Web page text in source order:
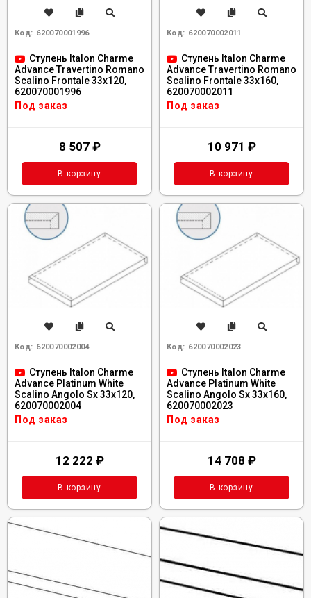
Код: 620070001996
Ступень Italon Charme
Advance Travertino Romano
Scalino Frontale 33x120,
620070001996
Под заказ
8 507 ₽
В корзину
Код: 620070002011
Ступень Italon Charme
Advance Travertino Romano
Scalino Frontale 33x160,
620070002011
Под заказ
10 971 ₽
В корзину
Код: 620070002004
Ступень Italon Charme
Advance Platinum White
Scalino Angolo Sx 33x120,
620070002004
Под заказ
12 222 ₽
В корзину
Код: 620070002023
Ступень Italon Charme
Advance Platinum White
Scalino Angolo Sx 33x160,
620070002023
Под заказ
14 708 ₽
В корзину